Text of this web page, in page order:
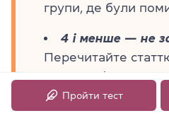
групи, де були
4 і менше — не
Перечитайте
увагу на формули
результат
Пройти тест